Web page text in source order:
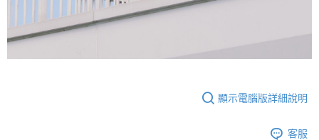
顯示電腦版詳細說明
客服